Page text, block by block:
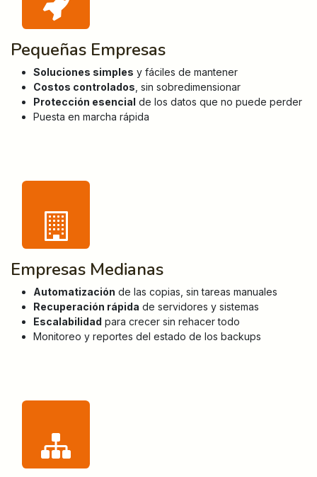
Pequeñas Empresas
Soluciones simples y fáciles de mantener
Costos controlados , sin sobredimensionar
Protección esencial de los datos que no puede perder
Puesta en marcha rápida
Empresas Medianas
Automatización de las copias, sin tareas manuales
Recuperación rápida de servidores y sistemas
Escalabilidad para crecer sin rehacer todo
Monitoreo y reportes del estado de los backups